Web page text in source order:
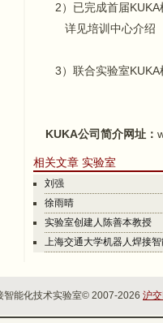
2）已完成首届KUKA
详见培训中心介绍
3）联合实验室KUKA
KUKA公司简介网址：
相关文章 实验室
刘强
徐雨晴
实验室创建人陈善本教授
上海交通大学机器人焊接
智能化技术实验室© 2007-2026 沪